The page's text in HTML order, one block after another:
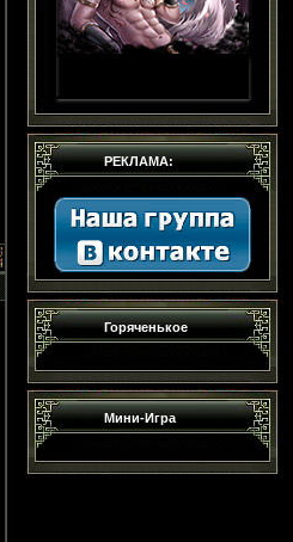
РЕКЛАМА:
Горяченькое
Мини-Игра